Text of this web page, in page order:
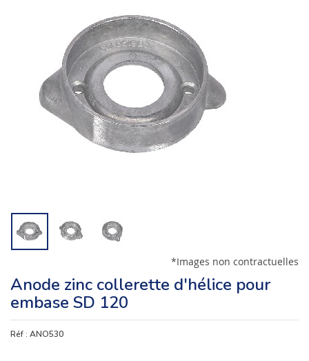
*Images non contractuelles
Anode zinc collerette d'hélice pour
embase SD 120
Réf : ANO530